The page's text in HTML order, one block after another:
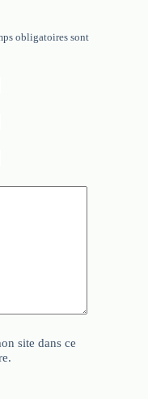
obligatoires sont
site dans ce